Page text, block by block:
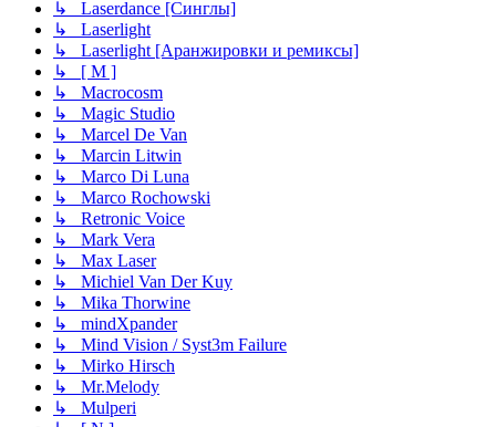
↳ Laserdance [Синглы]
↳ Laserlight
↳ Laserlight [Аранжировки и ремиксы]
↳ [ M ]
↳ Macrocosm
↳ Magic Studio
↳ Marcel De Van
↳ Marcin Litwin
↳ Marco Di Luna
↳ Marco Rochowski
↳ Retronic Voice
↳ Mark Vera
↳ Max Laser
↳ Michiel Van Der Kuy
↳ Mika Thorwine
↳ mindXpander
↳ Mind Vision / Syst3m Failure
↳ Mirko Hirsch
↳ Mr.Melody
↳ Mulperi